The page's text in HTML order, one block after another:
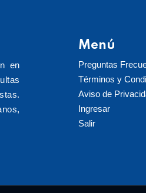
en
Menú
Preguntas
Términos y
Aviso de
Ingresar
Salir